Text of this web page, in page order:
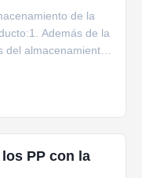
de la
Además de la
almacenamiento,
PP con la